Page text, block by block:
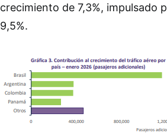
crecimiento de 7,3%, impulsado
9,5%.